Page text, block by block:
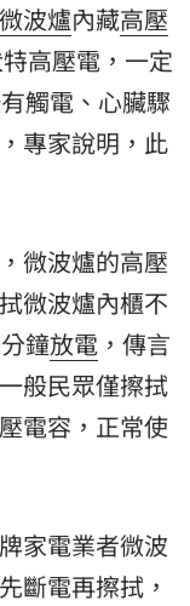
微波爐內藏高壓
高壓電，一定
觸電、心臟驟
專家說明，此
微波爐的高壓
微波爐內櫃不
鐘放電 ，傳言
般民眾僅擦拭
電容，正常使
家電業者微波
斷電再擦拭，